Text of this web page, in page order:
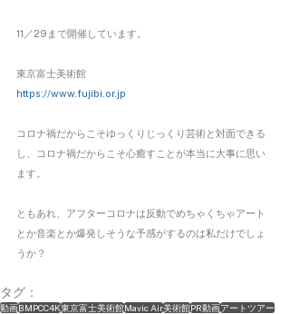
11／29まで開催しています。
東京富士美術館
https://www.fujibi.or.jp
コロナ禍だからこそゆっくりじっくり芸術と対面できる
し、コロナ禍だからこそ心癒すことが本当に大事に思い
ます。
ともあれ、アフターコロナは反動でめちゃくちゃアート
とか音楽とか爆発しそうな予感がするのは私だけでしょ
うか？
タグ：
動画BMPCC4K東京富士美術館Mavic Air美術館PR動画アートツアー